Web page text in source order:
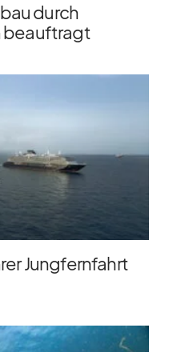
durch
beauftragt
Jungfernfahrt